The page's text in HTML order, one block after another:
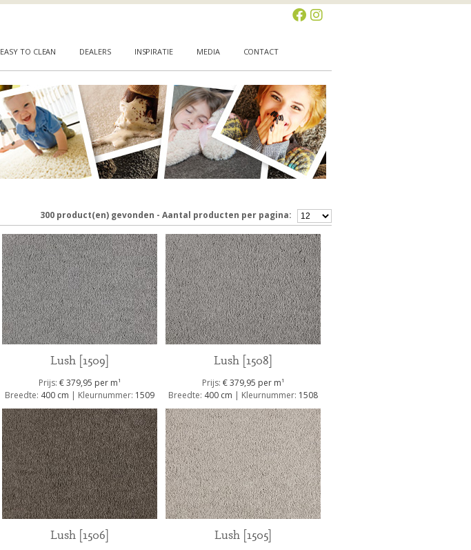
EASY TO CLEAN DEALERS INSPIRATIE MEDIA CONTACT
300 product(en) gevonden - Aantal producten per pagina:
Lush [1509]
Prijs: € 379,95 per m1
Breedte: 400 cm | Kleurnummer: 1509
Lush [1508]
Prijs: € 379,95 per m1
Breedte: 400 cm | Kleurnummer: 1508
Lush [1506] Lush [1505]